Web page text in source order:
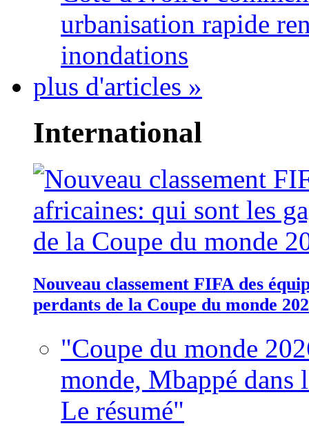
urbanisation rapide
inondations
plus d'articles »
International
Nouveau classement FIFA des
perdants de la Coupe du monde
"Coupe du monde
monde, Mbappé dans
Le résumé"